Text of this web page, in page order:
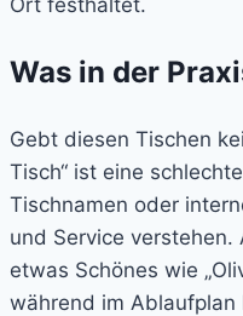
Was in der
Gebt diesen Tischen
Tisch“ ist eine
Tischnamen oder
und Service
etwas Schönes wie
während im